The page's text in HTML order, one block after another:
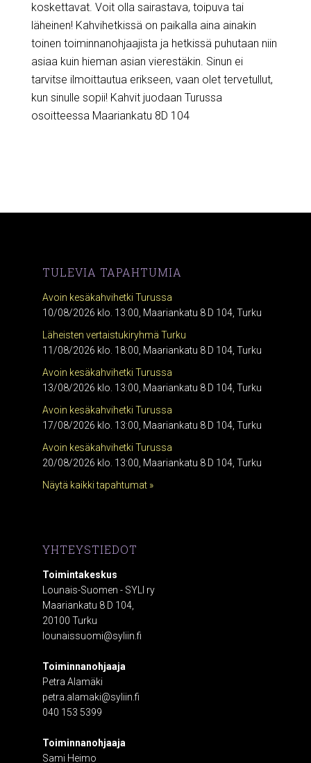
koskettavat. Voit olla sairastava, toipuva tai
läheinen! Kahvihetkissä on paikalla aina ainakin
toinen toiminnanohjaajista ja hetkissä puhutaan niin
asiaa kuin hieman asian vierestäkin. Sinun ei
tarvitse ilmoittautua erikseen, vaan olet tervetullut,
kun sinulle sopii! Kahvit juodaan Turussa
osoitteessa Maariankatu 8D 104
TULEVIA TAPAHTUMIA
Avoin kesäkahvihetki Turussa
10/08/2026 klo. 13:00, Maariankatu 8 D 104, Turku
Läheisten vertaistukiryhmä Turku
11/08/2026 klo. 18:00, Maariankatu 8 D 104, Turku
Avoin kesäkahvihetki Turussa
13/08/2026 klo. 13:00, Maariankatu 8 D 104, Turku
Avoin kesäkahvihetki Turussa
17/08/2026 klo. 13:00, Maariankatu 8 D 104, Turku
Avoin kesäkahvihetki Turussa
20/08/2026 klo. 13:00, Maariankatu 8 D 104, Turku
Näytä kaikki tapahtumat »
YHTEYSTIEDOT
Toimintakeskus
Lounais-Suomen - SYLI ry
Maariankatu 8 D 104,
20100 Turku
lounaissuomi@syliin.fi
Toiminnanohjaaja
Petra Alamäki
petra.alamaki@syliin.fi
040 153 5399
Toiminnanohjaaja
Sami Heimo